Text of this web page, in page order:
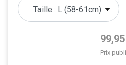
Prix de
Prix